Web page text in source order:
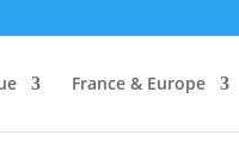
France & Europe